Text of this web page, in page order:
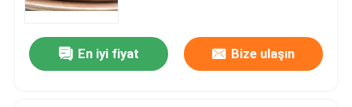
En iyi fiyat Bize ulaşın